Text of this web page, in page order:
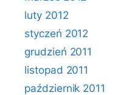
luty 2012
styczeń 2012
grudzień 2011
listopad 2011
październik 2011